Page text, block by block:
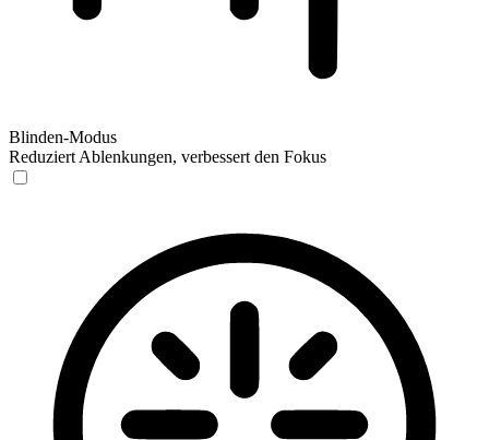
Blinden-Modus
Reduziert Ablenkungen, verbessert den Fokus